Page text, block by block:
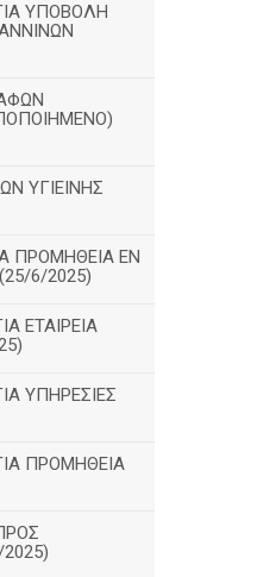
ΥΠΟΒΟΛΗ
ΥΓΙΕΙΝΗΣ
ΠΡΟΜΗΘΕΙΑ ΕΝ
6/2025)
ΕΤΑΙΡΕΙΑ
ΥΠΗΡΕΣΙΕΣ
ΠΡΟΜΗΘΕΙΑ